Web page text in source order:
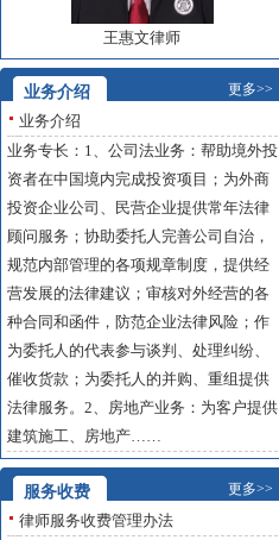
王惠文律师
业务介绍 更多>>
业务介绍
业务专长：1、公司法业务：帮助境外投
资者在中国境内完成投资项目；为外商
投资企业公司、民营企业提供常年法律
顾问服务；协助委托人完善公司自治，
规范内部管理的各项规章制度，提供经
营发展的法律建议；审核对外经营的各
种合同和函件，防范企业法律风险；作
为委托人的代表参与谈判、处理纠纷、
催收货款；为委托人的并购、重组提供
法律服务。2、房地产业务：为客户提供
建筑施工、房地产……
服务收费 更多>>
律师服务收费管理办法